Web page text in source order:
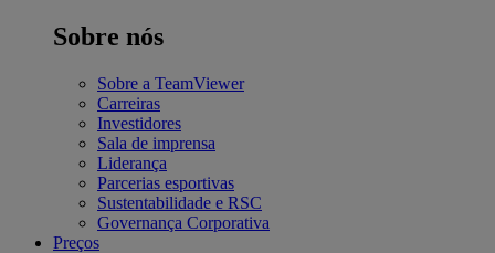
Sobre nós
Sobre a TeamViewer
Carreiras
Investidores
Sala de imprensa
Liderança
Parcerias esportivas
Sustentabilidade e RSC
Governança Corporativa
Preços